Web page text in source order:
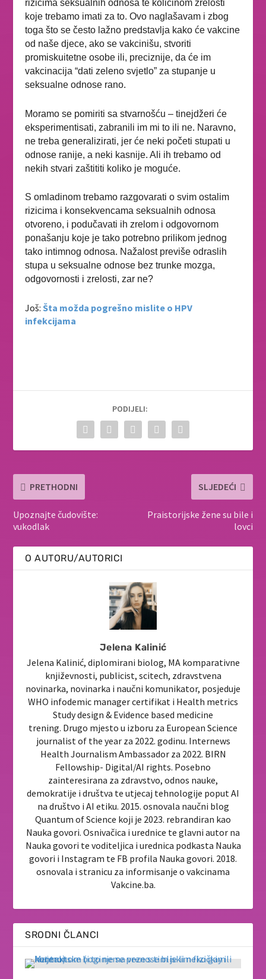
rizicima seksualnih odnosa te količinom zrelosti
koje trebamo imati za to. Ovo naglašavam i zbog
toga što se često lažno predstavlja kako će vakcine
od naše djece, ako se vakcinišu, stvoriti
promiskuitetne osobe ili, preciznije, da će im
vakcinacija “dati zeleno svjetlo” za stupanje u
seksualne odnose rano.
Moramo se pomiriti sa stvarnošću – tinejdžeri će
eksperimentisati, zabranili im mi to ili ne. Naravno,
ne treba generalizirati, jer će neki početi stupati u
odnose ranije, a neki kasnije. Ali ih trebamo od
nekih stvari zaštititi koliko je moguće.
S omladinom trebamo razgovarati o svim ostalim
rizicima i konsekvencama seksualnih odnosa
otvoreno, i podučavati ih zrelom i odgovornom
ponašanju koje je tako potrebno prilikom jednog
tako intimnog odnosa. Nažalost previše odraslih
stupa u seksualne odnose bez trunke mozga,
odgovornosti i zrelosti, zar ne?
Još: Šta možda pogrešno mislite o HPV
infekcijama
PODIJELI:
PRETHODNI
Upoznajte čudovište:
vukodlak
SLJEDEĆI
Praistorijske žene su bile i
lovci
O AUTORU/AUTORICI
Jelena Kalinić
Jelena Kalinić, diplomirani biolog, MA komparativne
književnosti, publicist, scitech, zdravstvena
novinarka, novinarka i naučni komunikator, posjeduje
WHO infodemic manager certifikat i Health metrics
Study design & Evidence based medicine
trening. Drugo mjesto u izboru za European Science
journalist of the year za 2022. godinu. Internews
Health Journalism Ambassador za 2022. BIRN
Fellowship- Digital/AI rights. Posebno
zainteresirana za zdravstvo, odnos nauke,
demokratije i društva te utjecaj tehnologije poput AI
na društvo i AI etiku. 2015. osnovala naučni blog
Quantum of Science koji je 2023. rebrandiran kao
Nauka govori. Osnivačica i urednice te glavni autor na
Nauka govori te voditeljica i urednica podkasta Nauka
govori i Instagram te FB profila Nauka govori. 2018.
osnovala i stranicu za informisanje o vakcinama
Vakcine.ba.
SRODNI ČLANCI